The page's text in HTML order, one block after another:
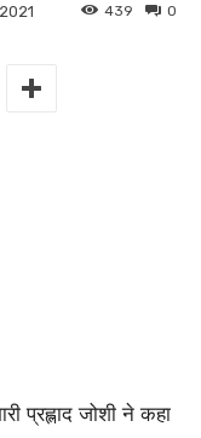
0
439
प्रह्लाद जोशी ने कहा